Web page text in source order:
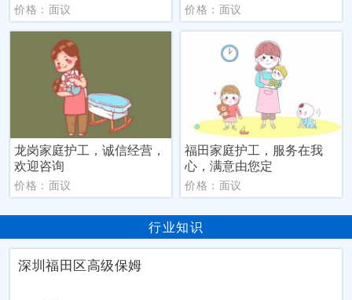
价格：面议 价格：面议
龙岗家庭护工，诚信经营，
欢迎咨询
价格：面议
福田家庭护工，服务在我
心，满意由您定
价格：面议
行业知识
深圳福田区高级保姆